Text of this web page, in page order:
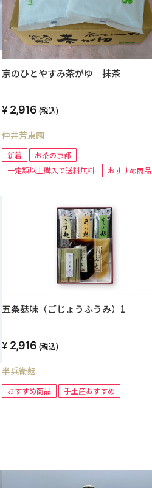
京のひとやすみ茶がゆ 抹茶
2,916 (税込)
仲井芳東園
新着
お茶の京都
一定額以上購入で送料無料
おすすめ商品
五条麸味（ごじょうふうみ）1
2,916 (税込)
半兵衛麸
おすすめ商品 手土産おすすめ